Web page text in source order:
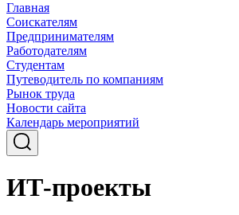
Главная
Соискателям
Предпринимателям
Работодателям
Студентам
Путеводитель по компаниям
Рынок труда
Новости сайта
Календарь мероприятий
ИТ-проекты